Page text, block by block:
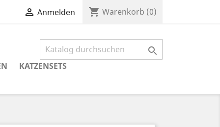
 Anmelden shopping_cart Warenkorb (0)

KATZENSETS